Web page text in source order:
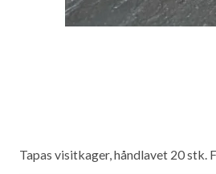
Tapas visitkager, håndlavet 20